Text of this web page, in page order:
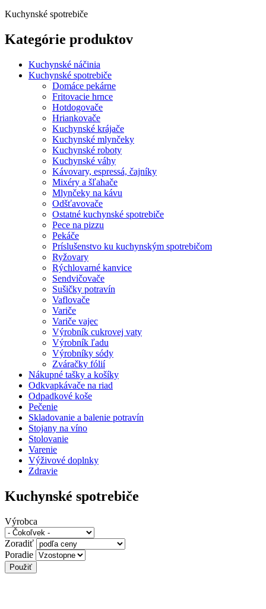
Kuchynské spotrebiče
Kategórie produktov
Kuchynské náčinia
Kuchynské spotrebiče
Domáce pekárne
Fritovacie hrnce
Hotdogovače
Hriankovače
Kuchynské krájače
Kuchynské mlynčeky
Kuchynské roboty
Kuchynské váhy
Kávovary, espressá, čajníky
Mixéry a šľahače
Mlynčeky na kávu
Odšťavovače
Ostatné kuchynské spotrebiče
Pece na pizzu
Pekáče
Príslušenstvo ku kuchynským spotrebičom
Ryžovary
Rýchlovarné kanvice
Sendvičovače
Sušičky potravín
Vaflovače
Variče
Variče vajec
Výrobník cukrovej vaty
Výrobník ľadu
Výrobníky sódy
Zváračky fólií
Nákupné tašky a košíky
Odkvapkávače na riad
Odpadkové koše
Pečenie
Skladovanie a balenie potravín
Stojany na víno
Stolovanie
Varenie
Výživové doplnky
Zdravie
Kuchynské spotrebiče
Výrobca
Zoradiť
Poradie